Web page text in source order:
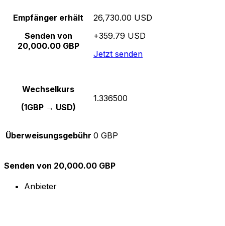
Empfänger erhält
Senden von
20,000.00 GBP
26,730.00 USD
+359.79 USD
Jetzt senden
Wechselkurs
(1GBP → USD)
1.336500
Überweisungsgebühr 0 GBP
Senden von 20,000.00 GBP
Anbieter